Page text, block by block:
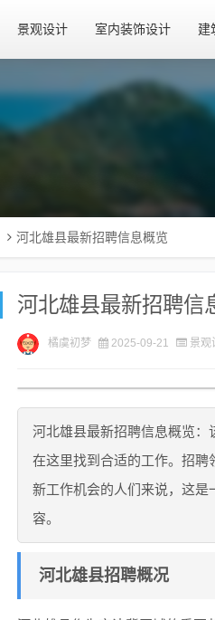
景观设计 室内装饰设计 建
河北雄县最新招聘信息概览
河北雄县最新招聘信
橘虞初梦 2025-09-21 景观
河北雄县最新招聘信息概览
在这里找到合适的工作。招
新工作机会的人们来说，这是
容。
河北雄县招聘概况